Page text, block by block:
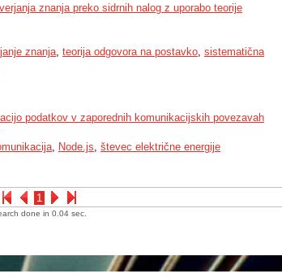
1
znanja preko sidrnih nalog z uporabo teorije
znanja, teorija odgovora na postavko, sistematična
podatkov v zaporednih komunikacijskih povezavah
, Node.js, števec električne energije
done in 0.04 sec.